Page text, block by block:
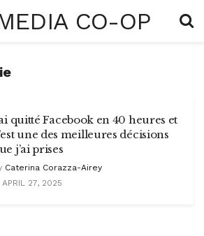
quitté Facebook en 40 heures et
une des meilleures décisions
j’ai prises
Caterina Corazza-Airey
APRIL 27, 2025